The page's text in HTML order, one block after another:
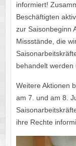
informiert!
Beschäftigten
zur Saisonbeginn
Missstände, die
behandelt
Weitere Aktionen
am 7. und am 8.
ihre Rechte